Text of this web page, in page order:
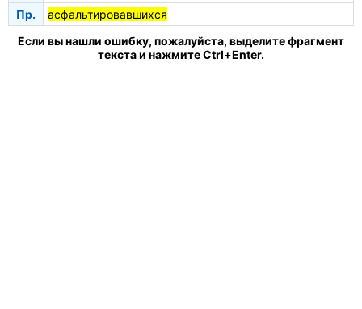
Пр.
асфальтировавшихся
Если вы нашли ошибку, пожалуйста, выделите фрагмент
текста и нажмите Ctrl+Enter.